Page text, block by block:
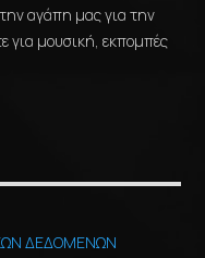
αγάπη μας για την
για μουσική, εκπομπές
ΔΕΔΟΜΕΝΩΝ